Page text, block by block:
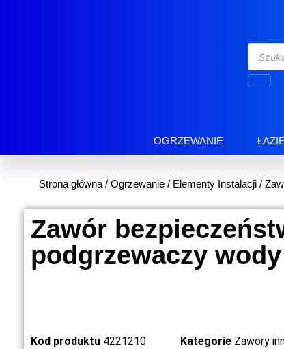
OGRZEWANIE
Strona główna / Ogrzewanie / Elementy Instalacji /
Zawór
podgrzewaczy wody
Kod produktu 4221210 Kategorie Zawory